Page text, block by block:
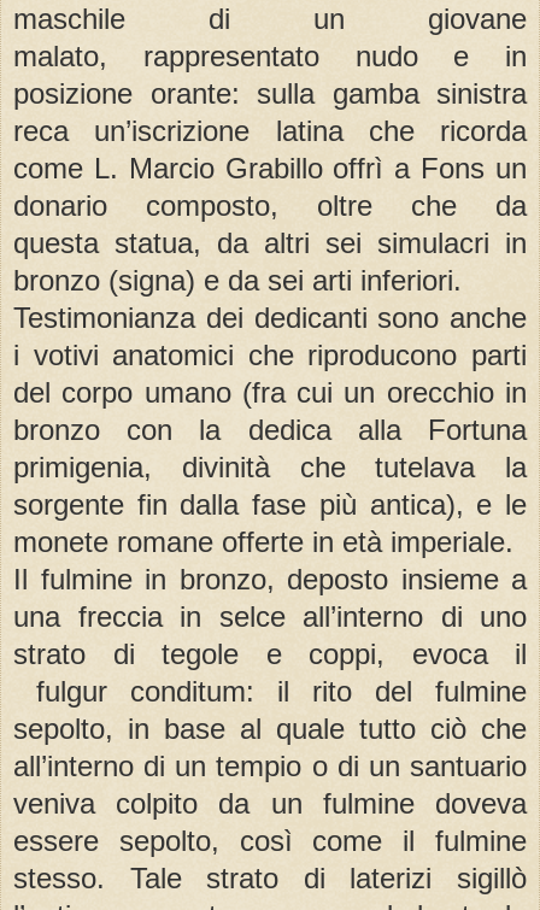
maschile di un giovane
malato, rappresentato nudo e in
posizione orante: sulla gamba sinistra
reca un’iscrizione latina che ricorda
come L. Marcio Grabillo offrì a Fons un
donario composto, oltre che da
questa statua, da altri sei simulacri in
bronzo (signa) e da sei arti inferiori.
Testimonianza dei dedicanti sono anche
i votivi anatomici che riproducono parti
del corpo umano (fra cui un orecchio in
bronzo con la dedica alla Fortuna
primigenia, divinità che tutelava la
sorgente fin dalla fase più antica), e le
monete romane offerte in età imperiale.
Il fulmine in bronzo, deposto insieme a
una freccia in selce all’interno di uno
strato di tegole e coppi, evoca il
fulgur conditum: il rito del fulmine
sepolto, in base al quale tutto ciò che
all’interno di un tempio o di un santuario
veniva colpito da un fulmine doveva
essere sepolto, così come il fulmine
stesso. Tale strato di laterizi sigillò